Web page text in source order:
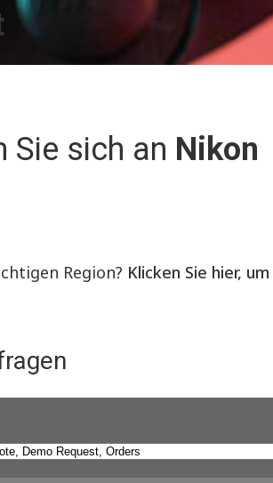
Sie sich an Nikon
Region? Klicken Sie hier,